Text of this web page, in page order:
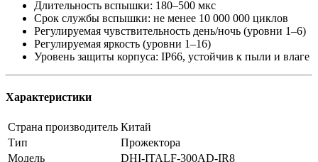
Длительность вспышки: 180–500 мкс
Срок службы вспышки: не менее 10 000 000 циклов
Регулируемая чувствительность день/ночь (уровни 1–6)
Регулируемая яркость (уровни 1–16)
Уровень защиты корпуса: IP66, устойчив к пыли и влаге
Характеристики
Страна производитель Китай
Тип
Прожектора
Модель
DHI-ITALF-300AD-IR8